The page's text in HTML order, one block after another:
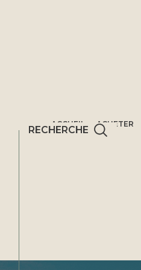
ACCUEIL ACHETER
RECHERCHE